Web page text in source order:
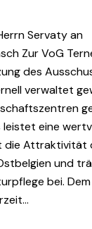
Servaty an
Zur VoG
des
verwaltet
leistet eine
die Attraktivität
und
bei.